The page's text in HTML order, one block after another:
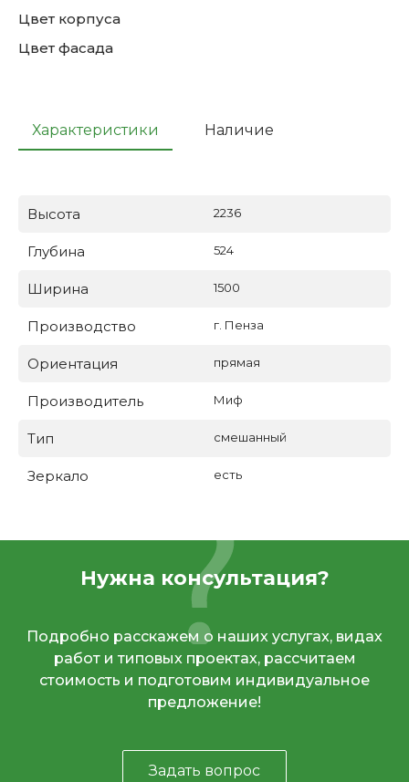
Цвет корпуса
Цвет фасада
Характеристики Наличие
Высота 2236
Глубина 524
Ширина 1500
Производство г. Пенза
Ориентация прямая
Производитель Миф
Тип смешанный
Зеркало есть
Нужна консультация?
Подробно расскажем о наших услугах, видах
работ и типовых проектах, рассчитаем
стоимость и подготовим индивидуальное
предложение!
Задать вопрос